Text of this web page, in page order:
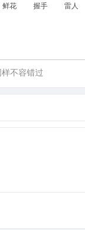
鲜花 握手 雷人
样不容错过